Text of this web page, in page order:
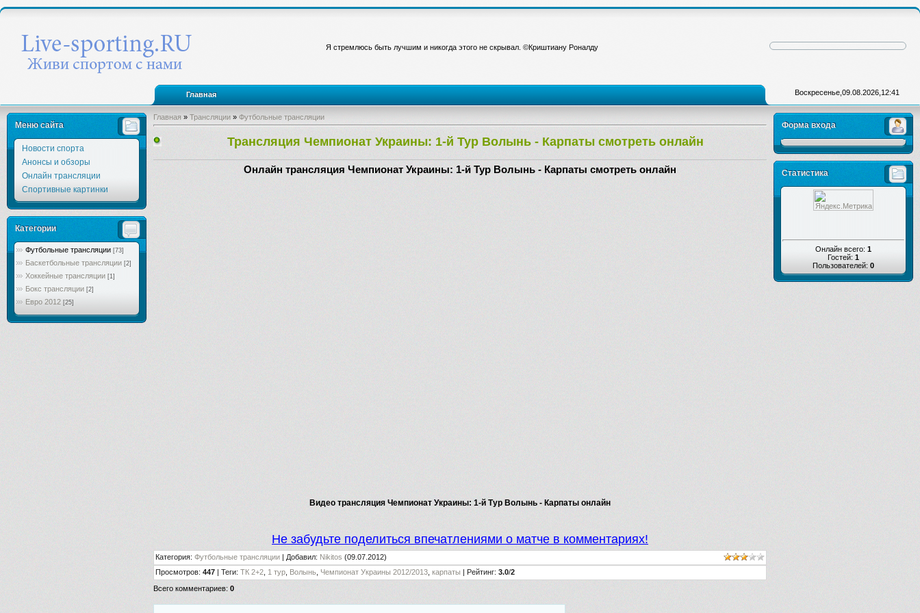
Я стремлюсь быть лучшим и никогда этого не скрывал. ©Криштиану Роналду
Главная Воскресенье,09.08.2026,12:41
Меню сайта
Новости спорта
Анонсы и обзоры
Онлайн трансляции
Спортивные картинки
Категории
Футбольные трансляции [73]
Баскетбольные трансляции [2]
Хоккейные трансляции [1]
Бокс трансляции [2]
Евро 2012 [25]
Главная » Трансляции » Футбольные трансляции
Трансляция Чемпионат Украины: 1-й Тур Волынь - Карпаты смотреть онлайн
Онлайн трансляция Чемпионат Украины: 1-й Тур Волынь - Карпаты смотреть онлайн
Видео трансляция Чемпионат Украины: 1-й Тур Волынь - Карпаты онлайн
Не забудьте поделиться впечатлениями о матче в комментариях!
Категория: Футбольные трансляции Добавил: Nikitos (09.07.2012)
Просмотров: 447 Теги: ТК 2+2, 1 тур, Волынь, Чемпионат Украины 2012/2013, карпаты Рейтинг: 3.0/2
Всего комментариев: 0
Форма входа
Статистика
Онлайн всего: 1
Гостей: 1
Пользователей: 0